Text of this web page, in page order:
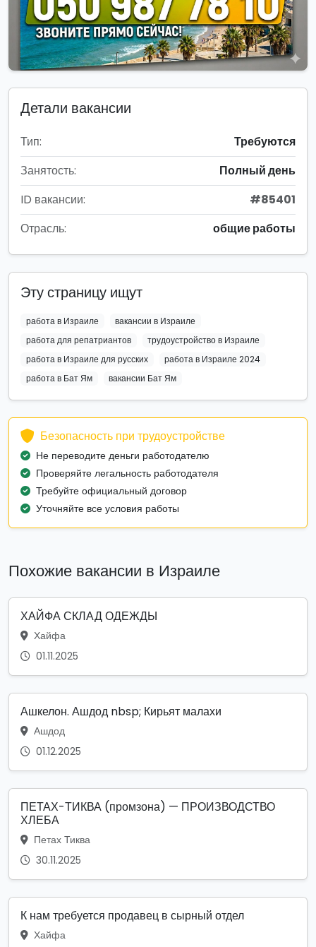
Детали вакансии
Тип:
Требуются
Занятость:
Полный день
ID вакансии:
#85401
Отрасль:
общие работы
Эту страницу ищут
работа в Израиле
вакансии в Израиле
работа для репатриантов
трудоустройство в Израиле
работа в Израиле для русских
работа в Израиле 2024
работа в Бат Ям
вакансии Бат Ям
Безопасность при трудоустройстве
Не переводите деньги работодателю
Проверяйте легальность работодателя
Требуйте официальный договор
Уточняйте все условия работы
Похожие вакансии в Израиле
ХАЙФА СКЛАД ОДЕЖДЫ
Хайфа
01.11.2025
Ашкелон. Ашдод nbsp; Кирьят малахи
Ашдод
01.12.2025
ПЕТАХ-ТИКВА (промзона) — ПРОИЗВОДСТВО
ХЛЕБА
Петах Тиква
30.11.2025
К нам требуется продавец в сырный отдел
Хайфа